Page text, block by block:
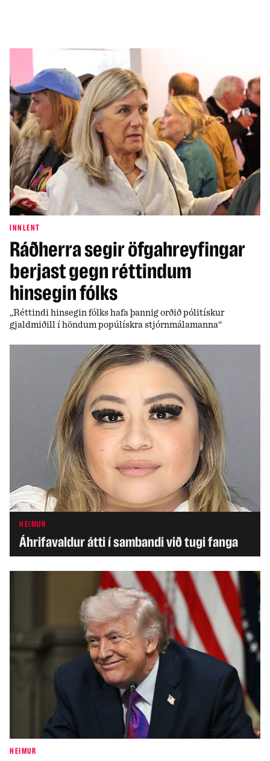
INNLENT
Ráðherra segir öfgahreyfingar
berjast gegn réttindum
hinsegin fólks
„Réttindi hinsegin fólks hafa þannig orðið pólitískur
gjaldmiðill í höndum popúlískra stjórnmálamanna“
HEIMUR
Áhrifavaldur átti í sambandi við tugi fanga
HEIMUR